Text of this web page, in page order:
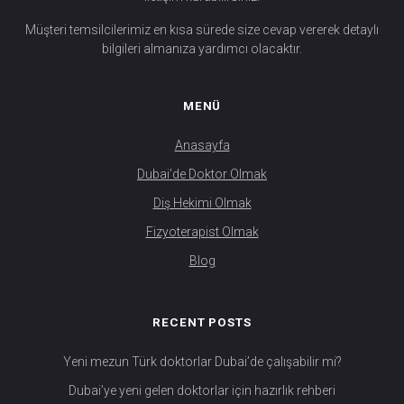
Müşteri temsilcilerimiz en kısa sürede size cevap vererek detaylı
bilgileri almanıza yardımcı olacaktır.
MENÜ
Anasayfa
Dubai’de Doktor Olmak
Diş Hekimi Olmak
Fizyoterapist Olmak
Blog
RECENT POSTS
Yeni mezun Türk doktorlar Dubai’de çalışabilir mi?
Dubai’ye yeni gelen doktorlar için hazırlık rehberi